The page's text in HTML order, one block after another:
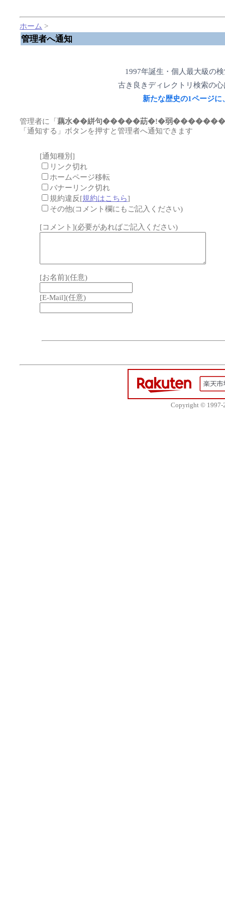
ホーム >
管理者へ通知
1997年誕生・個人最大級の
古き良きディレクトリ検索の
新たな歴史の1ページ
管理者に「藕水��絣句�����莇�!�弱
「通知する」ボタンを押すと管理者へ通知できます
[通知種別]
リンク切れ
ホームページ移転
バナーリンク切れ
規約違反[規約はこちら]
その他(コメント欄にもご記入ください)
[コメント](必要があればご記入ください)
[お名前](任意)
[E-Mail](任意)
Copyright © 1997-